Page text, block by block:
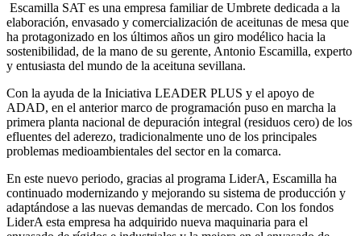
Escamilla SAT es una empresa familiar de Umbrete dedicada a la
elaboración, envasado y comercialización de aceitunas de mesa que
ha protagonizado en los últimos años un giro modélico hacia la
sostenibilidad, de la mano de su gerente, Antonio Escamilla, experto
y entusiasta del mundo de la aceituna sevillana.
Con la ayuda de la Iniciativa LEADER PLUS y el apoyo de
ADAD, en el anterior marco de programación puso en marcha la
primera planta nacional de depuración integral (residuos cero) de los
efluentes del aderezo, tradicionalmente uno de los principales
problemas medioambientales del sector en la comarca.
En este nuevo periodo, gracias al programa LiderA, Escamilla ha
continuado modernizando y mejorando su sistema de producción y
adaptándose a las nuevas demandas de mercado. Con los fondos
LiderA esta empresa ha adquirido nueva maquinaria para el